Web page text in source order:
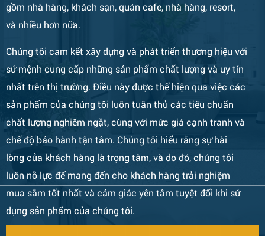
Bàn Ghế 133
Bàn Ghế 132
gồm nhà hàng, khách sạn, quán cafe, nhà hàng, resort,
và nhiều hơn nữa.
Chúng tôi cam kết xây dựng và phát triển thương hiệu với
sứ mệnh cung cấp những sản phẩm chất lượng và uy tín
nhất trên thị trường. Điều này được thể hiện qua việc các
sản phẩm của chúng tôi luôn tuân thủ các tiêu chuẩn
chất lượng nghiêm ngặt, cùng với mức giá cạnh tranh và
chế độ bảo hành tận tâm. Chúng tôi hiểu rằng sự hài
lòng của khách hàng là trọng tâm, và do đó, chúng tôi
luôn nỗ lực để mang đến cho khách hàng trải nghiệm
mua sắm tốt nhất và cảm giác yên tâm tuyệt đối khi sử
dụng sản phẩm của chúng tôi.